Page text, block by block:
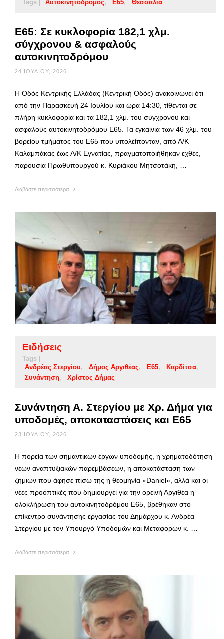
Tags | Αυτοκινητόδρομος Ε65 Θεσσαλία
Ε65: Σε κυκλοφορία 182,1 χλμ.
σύγχρονου & ασφαλούς
αυτοκινητοδρόμου
24 ΙΟΥΛΊΟΥ, 2026
Η Οδός Κεντρικής Ελλάδας (Κεντρική Οδός) ανακοινώνει ότι
από την Παρασκευή 24 Ιουλίου και ώρα 14:30, τίθενται σε
πλήρη κυκλοφορία και τα 182,1 χλμ. του σύγχρονου και
ασφαλούς αυτοκινητοδρόμου Ε65. Τα εγκαίνια των 46 χλμ. του
βορείου τμήματος του Ε65 που υπολείπονταν, από Α/Κ
Καλαμπάκας έως Α/Κ Εγνατίας, πραγματοποιήθηκαν εχθές,
παρουσία Πρωθυπουργού κ. Κυριάκου Μητσοτάκη, …
Διαβάστε περισσότερα
Ειδήσεις
Tags |
Ανδρέας Στεργίου
Δήμος Αργιθέας Ε65
Καρδίτσα
Συνάντηση
Χρίστος Δήμας
Συνάντηση Α. Στεργίου με Χρ. Δήμα για
υποδομές, αποκαταστάσεις και Ε65
23 ΙΟΥΛΊΟΥ, 2026
Η πορεία των σημαντικών έργων υποδομής, η χρηματοδότηση
νέων αναπτυξιακών παρεμβάσεων, η αποκατάσταση των
ζημιών που άφησε πίσω της η θεομηνία «Daniel», αλλά και οι
νέες προοπτικές που δημιουργεί για την ορεινή Αργιθέα η
ολοκλήρωση του αυτοκινητοδρόμου Ε65, βρέθηκαν στο
επίκεντρο συνάντησης εργασίας του Δημάρχου κ. Ανδρέα
Στεργίου με τον Υπουργό Υποδομών και Μεταφορών κ. …
Διαβάστε περισσότερα